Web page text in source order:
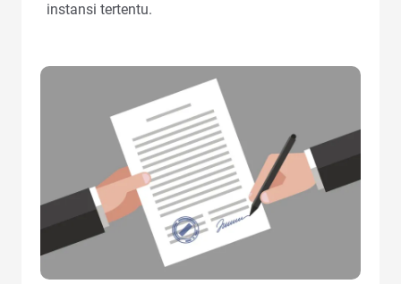
instansi tertentu.